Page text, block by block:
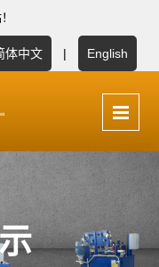
体中文 | English